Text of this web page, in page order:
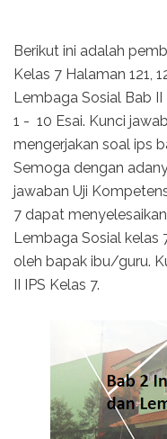
Berikut ini adalah
Kelas 7 Halaman 121,
Lembaga Sosial Bab II
1 - 10 Esai. Kunci
mengerjakan soal ips
Semoga dengan
jawaban Uji
7 dapat
Lembaga Sosial kelas
oleh bapak ibu/guru.
II IPS Kelas 7.